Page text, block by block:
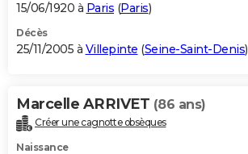
15/06/1920 à Paris (Paris)
Décès
25/11/2005 à Villepinte (Seine-Saint-Denis)
Marcelle ARRIVET (86 ans)
Créer une cagnotte obsèques
Naissance